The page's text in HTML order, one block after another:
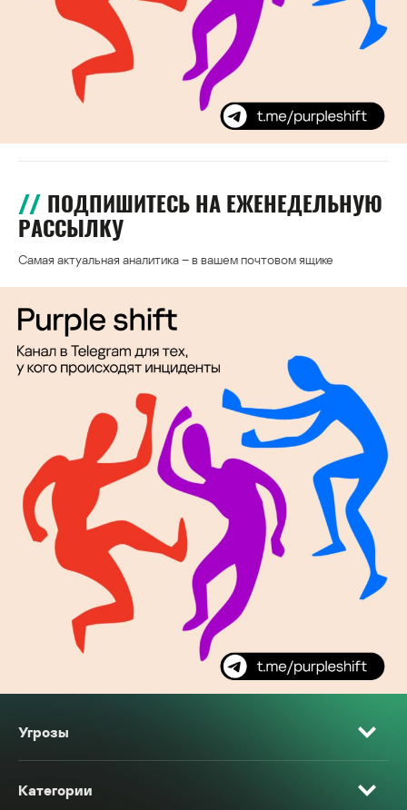
ПОДПИШИТЕСЬ НА ЕЖЕНЕДЕЛЬНУЮ
РАССЫЛКУ
Самая актуальная аналитика – в вашем почтовом ящике
Угрозы
Категории